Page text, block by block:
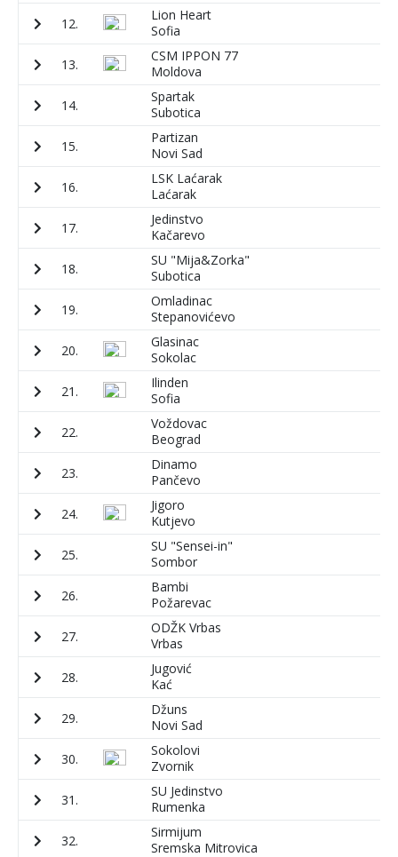
12.
Lion Heart
Sofia
13.
CSM IPPON 77
Moldova
14.
Spartak
Subotica
15.
Partizan
Novi Sad
16.
LSK Laćarak
Laćarak
17.
Jedinstvo
Kačarevo
18.
SU "Mija&Zorka"
Subotica
19.
Omladinac
Stepanovićevo
20.
Glasinac
Sokolac
21.
Ilinden
Sofia
22.
Voždovac
Beograd
23.
Dinamo
Pančevo
24.
Jigoro
Kutjevo
25.
SU "Sensei-in"
Sombor
26.
Bambi
Požarevac
27.
ODŽK Vrbas
Vrbas
28.
Jugović
Kać
29.
Džuns
Novi Sad
30.
Sokolovi
Zvornik
31.
SU Jedinstvo
Rumenka
32.
Sirmijum
Sremska Mitrovica